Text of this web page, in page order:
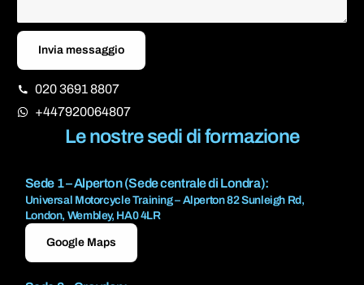
Invia messaggio
020 3691 8807
+447920064807
Le nostre sedi di formazione
Sede 1 – Alperton (Sede centrale di Londra):
Universal Motorcycle Training – Alperton 82 Sunleigh Rd,
London, Wembley, HA0 4LR
Google Maps